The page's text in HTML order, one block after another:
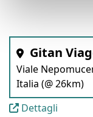
Gitan
Viale
Italia (@ 26km)
Dettagli